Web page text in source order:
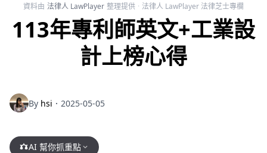
資料由 法律人 LawPlayer 整理提供 · 法律人 LawPlayer 法律芝士專欄
113年專利師英文+工業設
計上榜心得
By hsi ．2025-05-05
AI 幫你抓重點